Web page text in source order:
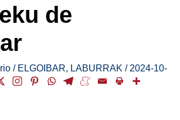
de
/ ELGOIBAR, LABURRAK / 2024-10-